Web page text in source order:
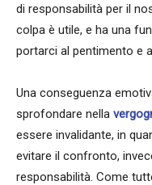
di responsabilità per il
colpa è utile, e ha una
portarci al pentimento e
Una conseguenza
sprofondare nella
essere invalidante, in
evitare il confronto,
responsabilità. Come